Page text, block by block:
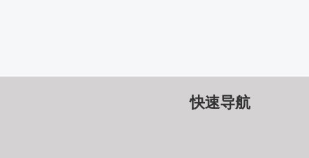
快速导航